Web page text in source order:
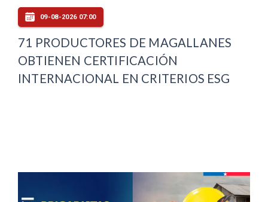
09-08-2026 07:00
71 PRODUCTORES DE MAGALLANES
OBTIENEN CERTIFICACIÓN
INTERNACIONAL EN CRITERIOS ESG